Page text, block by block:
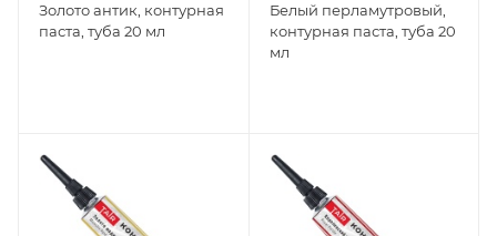
Золото антик, контурная
паста, туба 20 мл
Белый перламутровый,
контурная паста, туба 20
мл